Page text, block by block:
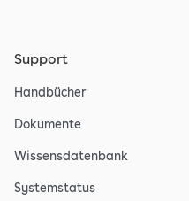
Support
Handbücher
Dokumente
Wissensdatenbank
Systemstatus